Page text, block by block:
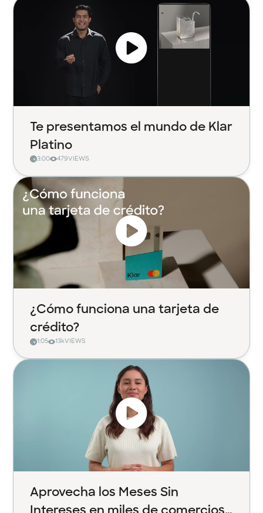
Te presentamos el mundo de Klar
Platino
3:00 479VIEWS
¿Cómo funciona una tarjeta de
crédito?
1:05 13kVIEWS
Aprovecha los Meses Sin